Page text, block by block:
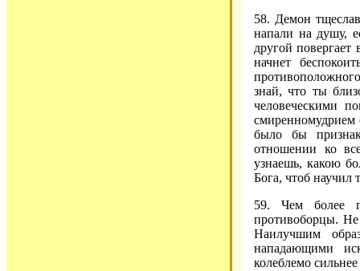
58. Демон
напали на душу,
другой повергает
начнет
знай, что ты
человеческими
смиренномудрием
было бы
отношении ко
узнаешь, какою
Бога, чтоб научил
59. Чем более
противоборцы.
Наилучшим
нападающими
колеблемо